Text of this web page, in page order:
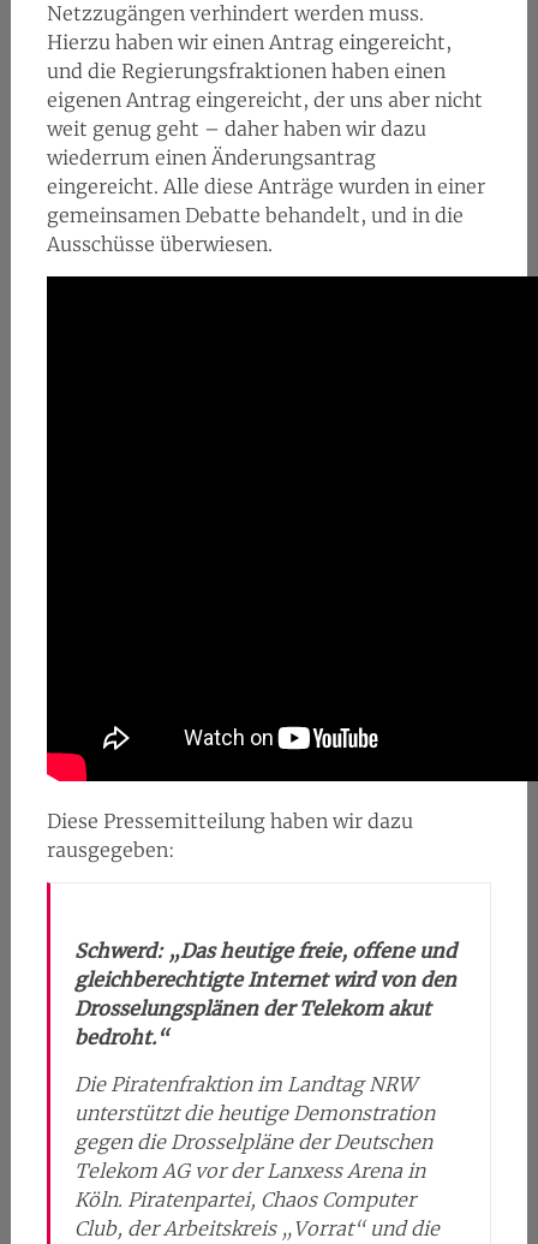
Netzzugängen verhindert werden muss.
Hierzu haben wir einen Antrag eingereicht,
und die Regierungsfraktionen haben einen
eigenen Antrag eingereicht, der uns aber nicht
weit genug geht – daher haben wir dazu
wiederrum einen Änderungsantrag
eingereicht. Alle diese Anträge wurden in einer
gemeinsamen Debatte behandelt, und in die
Ausschüsse überwiesen.
Diese Pressemitteilung haben wir dazu
rausgegeben:
Schwerd: „Das heutige freie, offene und
gleichberechtigte Internet wird von den
Drosselungsplänen der Telekom akut
bedroht.“
Die Piratenfraktion im Landtag NRW
unterstützt die heutige Demonstration
gegen die Drosselpläne der Deutschen
Telekom AG vor der Lanxess Arena in
Köln. Piratenpartei, Chaos Computer
Club, der Arbeitskreis „Vorrat“ und die